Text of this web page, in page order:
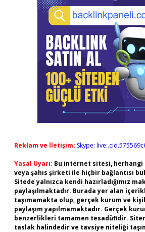
Reklam ve İletişim: Skype:
Yasal Uyarı: Bu internet sitesi,
veya şahıs şirketi ile hiçbir bağlantısı
Sitede yalnızca kendi hazırladığımız
paylaşılmaktadır. Burada yer alan
taşımamakta olup, gerçek kurum ve
paylaşım yapılmamaktadır. Gerçek
benzerlikleri tamamen tesadüfidir.
taslak halindedir ve tavsiye niteliği